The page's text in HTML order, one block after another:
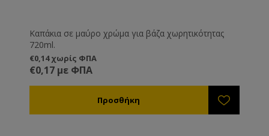
Καπάκια σε μαύρο χρώμα για βάζα χωρητικότητας
720ml.
€0,14 χωρίς ΦΠΑ
€0,17 με ΦΠΑ